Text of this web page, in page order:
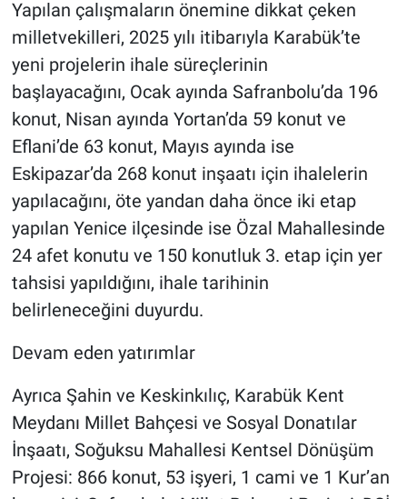
Yapılan çalışmaların önemine dikkat çeken
milletvekilleri, 2025 yılı itibarıyla Karabük’te
yeni projelerin ihale süreçlerinin
başlayacağını, Ocak ayında Safranbolu’da 196
konut, Nisan ayında Yortan’da 59 konut ve
Eflani’de 63 konut, Mayıs ayında ise
Eskipazar’da 268 konut inşaatı için ihalelerin
yapılacağını, öte yandan daha önce iki etap
yapılan Yenice ilçesinde ise Özal Mahallesinde
24 afet konutu ve 150 konutluk 3. etap için yer
tahsisi yapıldığını, ihale tarihinin
belirleneceğini duyurdu.
Devam eden yatırımlar
Ayrıca Şahin ve Keskinkılıç, Karabük Kent
Meydanı Millet Bahçesi ve Sosyal Donatılar
İnşaatı, Soğuksu Mahallesi Kentsel Dönüşüm
Projesi: 866 konut, 53 işyeri, 1 cami ve 1 Kur’an